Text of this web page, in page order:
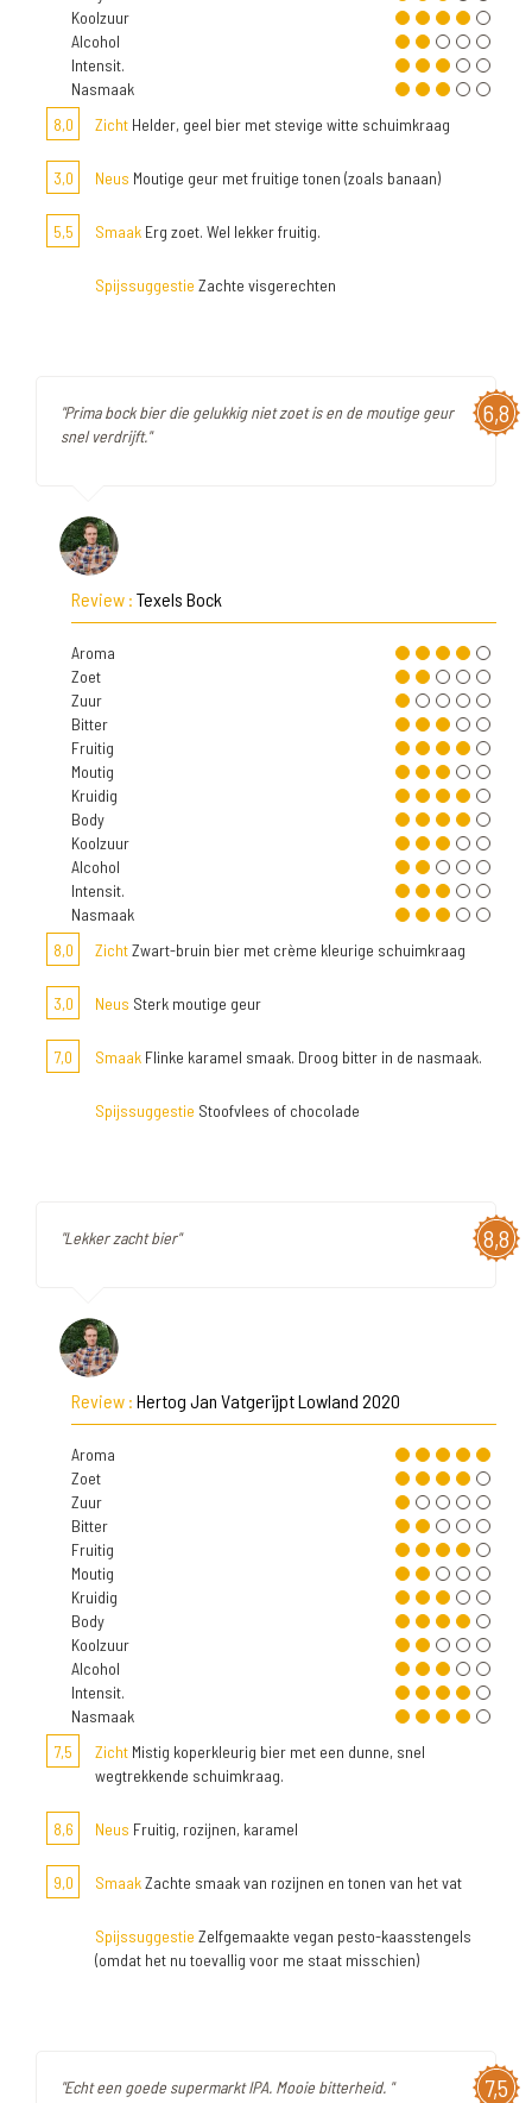
Koolzuur
Alcohol
Intensit.
Nasmaak
8,0
Zicht Helder, geel bier met stevige witte schuimkraag
3,0 Neus Moutige geur met fruitige tonen (zoals banaan)
5,5 Smaak Erg zoet. Wel lekker fruitig.
Spijssuggestie Zachte visgerechten
6,8
"Prima bock bier die gelukkig niet zoet is en de moutige geur
snel verdrijft."
Review : Texels Bock
Aroma
Zoet
Zuur
Bitter
Fruitig
Moutig
Kruidig
Body
Koolzuur
Alcohol
Intensit.
Nasmaak
8,0
ZichtZwart-bruin bier met crème kleurige schuimkraag
3,0 Neus Sterk moutige geur
7,0 Smaak Flinke karamel smaak. Droog bitter in de nasmaak.
Spijssuggestie Stoofvlees of chocolade
8,8
"Lekker zacht bier"
Review : Hertog Jan Vatgerijpt Lowland 2020
Aroma
Zoet
Zuur
Bitter
Fruitig
Moutig
Kruidig
Body
Koolzuur
Alcohol
Intensit.
Nasmaak
7,5
Zicht Mistig koperkleurig bier met een dunne, snel
wegtrekkende schuimkraag.
8,6 Neus Fruitig, rozijnen, karamel
9,0 SmaakZachte smaak van rozijnen en tonen van het vat
Spijssuggestie Zelfgemaakte vegan pesto-kaasstengels
(omdat het nu toevallig voor me staat misschien)
7,5
"Echt een goede supermarkt IPA. Mooie bitterheid. "